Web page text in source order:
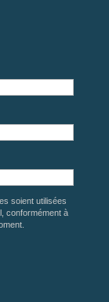
soient utilisées
conformément à